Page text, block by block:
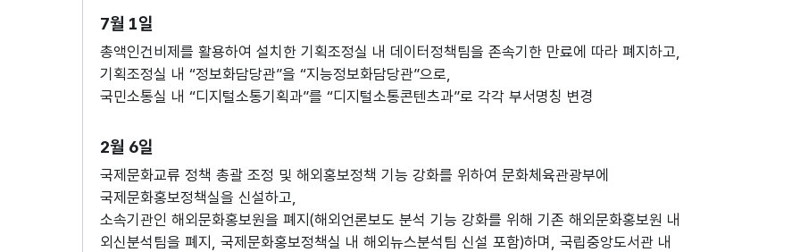
7월 1일
총액인건비제를 활용하여 설치한 기획조정실 내 데이터정책팀을 존속기한 만료에 따라 폐지하고,
기획조정실 내 “정보화담당관”을 “지능정보화담당관”으로,
국민소통실 내 “디지털소통기획과”를 “디지털소통콘텐츠과”로 각각 부서명칭 변경
2월 6일
국제문화교류 정책 총괄 조정 및 해외홍보정책 기능 강화를 위하여 문화체육관광부에
국제문화홍보정책실을 신설하고,
소속기관인 해외문화홍보원을 폐지(해외언론보도 분석 기능 강화를 위해 기존 해외문화홍보원 내
외신분석팀을 폐지, 국제문화홍보정책실 내 해외뉴스분석팀 신설 포함)하며, 국립중앙도서관 내